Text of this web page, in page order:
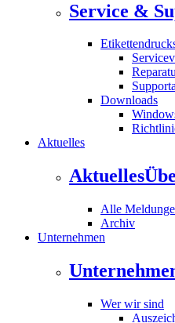
Service &
Downloads
Aktuelles
Aktuelles
Alle
Archiv
Unternehmen
Wer wir sind